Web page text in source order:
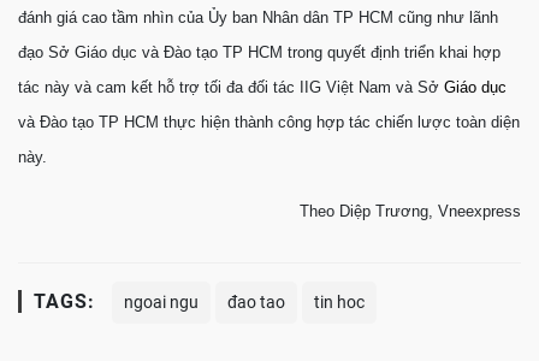
đánh giá cao tầm nhìn của Ủy ban Nhân dân TP HCM cũng như lãnh
đạo Sở Giáo dục và Đào tạo TP HCM trong quyết định triển khai hợp
tác này và cam kết hỗ trợ tối đa đối tác IIG Việt Nam và Sở Giáo dục
và Đào tạo TP HCM thực hiện thành công hợp tác chiến lược toàn diện
này.
Theo Diệp Trương, Vneexpress
TAGS: ngoai ngu đao tao tin hoc